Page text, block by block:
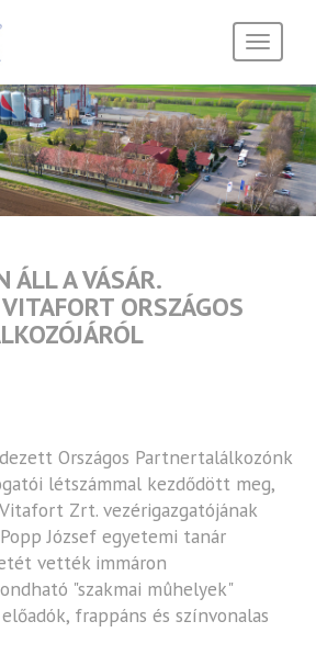
Toggle
ÁLL A VÁSÁR.
ORSZÁGOS
Országos Partnertalálkozónk
létszámmal kezdődött meg,
Zrt. vezérigazgatójának
József egyetemi tanár
vették immáron
"szakmai mûhelyek"
frappáns és színvonalas